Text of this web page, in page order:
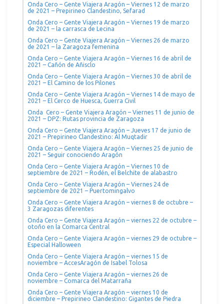
Onda Cero – Gente Viajera Aragón – Viernes 12 de marzo
de 2021 – Prepirineo Clandestino, Sefarad
Onda Cero – Gente Viajera Aragón – Viernes 19 de marzo
de 2021 – la carrasca de Lecina
Onda Cero – Gente Viajera Aragón – Viernes 26 de marzo
de 2021 – la Zaragoza femenina
Onda Cero – Gente Viajera Aragón – Viernes 16 de abril de
2021 – Cañón de Añisclo
Onda Cero – Gente Viajera Aragón – Viernes 30 de abril de
2021 – El Camino de los Pilones
Onda Cero – Gente Viajera Aragón – Viernes 14 de mayo de
2021 – El Cerco de Huesca, Guerra Civil
Onda Cero – Gente Viajera Aragón – Viernes 11 de junio de
2021 – DPZ: Rutas provincia de Zaragoza
Onda Cero – Gente Viajera Aragón – Jueves 17 de junio de
2021 – Prepirineo Clandestino: Al Muqtadir
Onda Cero – Gente Viajera Aragón – Viernes 25 de junio de
2021 – Seguir conociendo Aragón
Onda Cero – Gente Viajera Aragón – Viernes 10 de
septiembre de 2021 – Rodén, el Belchite de alabastro
Onda Cero – Gente Viajera Aragón – Viernes 24 de
septiembre de 2021 – Puertomingalvo
Onda Cero – Gente Viajera Aragón – viernes 8 de octubre –
3 Zaragozas diferentes
Onda Cero – Gente Viajera Aragón – viernes 22 de octubre –
otoño en la Comarca Central
Onda Cero – Gente Viajera Aragón – viernes 29 de octubre –
Especial Halloween
Onda Cero – Gente Viajera Aragón – viernes 15 de
noviembre – AccesAragón de Isabel Tolosa
Onda Cero – Gente Viajera Aragón – viernes 26 de
noviembre – Comarca del Matarraña
Onda Cero – Gente Viajera Aragón – viernes 10 de
diciembre – Prepirineo Clandestino: Gigantes de Piedra